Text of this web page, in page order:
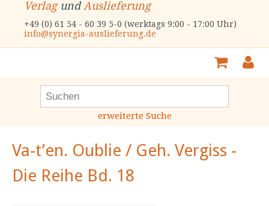
VerlagundAuslieferung
+49 (0) 61 54 - 60 39 5-0 (werktags 9:00 - 17:00 Uhr)
info@synergia-auslieferung.de
erweiterte Suche
Va-t’en. Oublie / Geh. Vergiss -
Die Reihe Bd. 18